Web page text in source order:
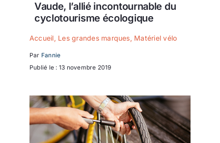
Vaude, l’allié incontournable du
cyclotourisme écologique
Accueil, Les grandes marques, Matériel vélo
Par Fannie
Publié le : 13 novembre 2019